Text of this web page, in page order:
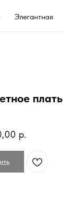
Выпускной
р.